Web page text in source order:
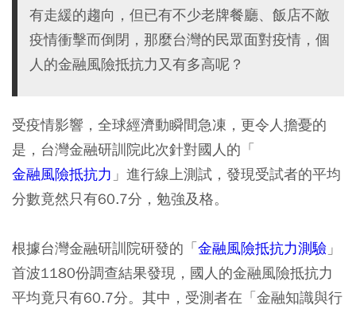
有走緩的趨向，但已有不少老牌餐廳、飯店不敵
疫情衝擊而倒閉，那麼台灣的民眾面對疫情，個
人的金融風險抵抗力又有多高呢？
受疫情影響，全球經濟動瞬間急凍，更令人擔憂的
是，台灣金融研訓院此次針對國人的「
金融風險抵抗力 」進行線上測試，發現受試者的平均
分數竟然只有60.7分，勉強及格。
根據台灣金融研訓院研發的「金融風險抵抗力測驗 」
首波1180份調查結果發現，國人的金融風險抵抗力
平均竟只有60.7分。其中，受測者在「金融知識與行